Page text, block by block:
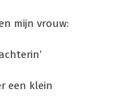
mijn vrouw:
een klein